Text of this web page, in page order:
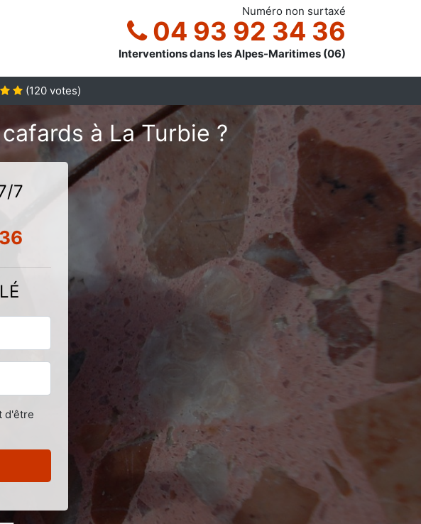
Numéro non surtaxé
04 93 92 34 36
Interventions dans les Alpes-Maritimes (06)
(120 votes)
à La Turbie ?
7
d'être